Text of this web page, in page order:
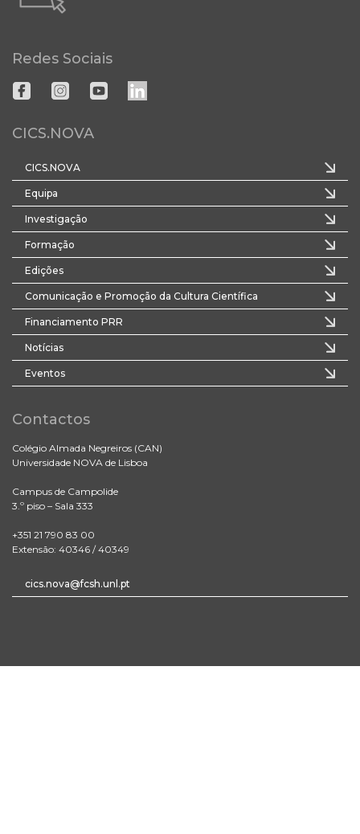
Redes Sociais
CICS.NOVA
CICS.NOVA
Equipa
Investigação
Formação
Edições
Comunicação e Promoção da Cultura Científica
Financiamento PRR
Notícias
Eventos
Contactos
Colégio Almada Negreiros (CAN)
Universidade NOVA de Lisboa
Campus de Campolide
3.º piso – Sala 333
+351 21 790 83 00
Extensão: 40346 / 40349
cics.nova@fcsh.unl.pt